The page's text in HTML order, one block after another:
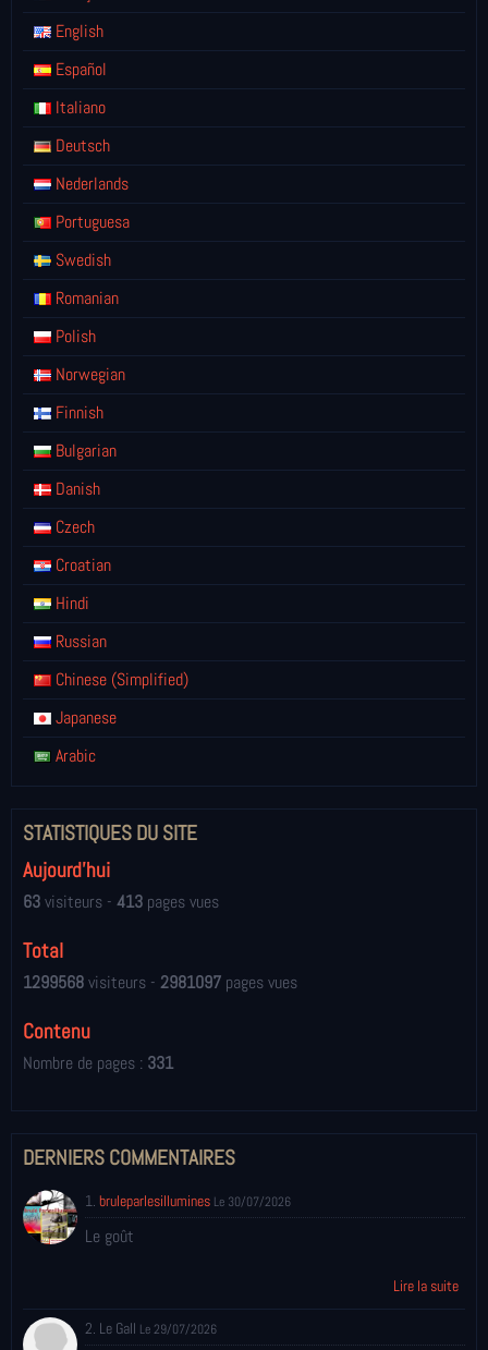
English
Español
Italiano
Deutsch
Nederlands
Portuguesa
Swedish
Romanian
Polish
Norwegian
Finnish
Bulgarian
Danish
Czech
Croatian
Hindi
Russian
Chinese (Simplified)
Japanese
Arabic
STATISTIQUES DU SITE
Aujourd'hui
63visiteurs - 413 pages vues
Total
1299568visiteurs - 2981097 pages vues
Contenu
Nombre de pages : 331
DERNIERS COMMENTAIRES
1. bruleparlesillumines Le 30/07/2026
Le goût
Lire la suite
2. Le Gall Le 29/07/2026